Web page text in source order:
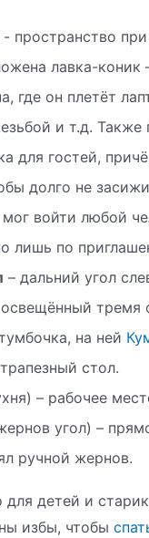
- пространство
лавка-коник
где он плетёт
и т.д. Также
для гостей,
долго не
мог войти любой
лишь по
– дальний угол
тремя
на ней
стол.
– рабочее
угол) –
ручной жернов.
для детей и
избы, чтобы